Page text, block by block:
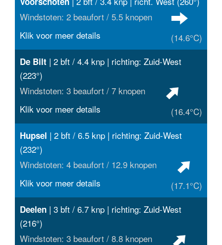
Windstoten: 2 beaufort / 5.5 knopen
(14.6°C)
Klik voor meer details
De Bilt | 2 bft / 4.4 knp | richting: Zuid-West
(223°)
Windstoten: 3 beaufort / 7 knopen
(16.4°C)
Klik voor meer details
Hupsel | 2 bft / 6.5 knp | richting: Zuid-West
(232°)
Windstoten: 4 beaufort / 12.9 knopen
(17.1°C)
Klik voor meer details
Deelen | 3 bft / 6.7 knp | richting: Zuid-West
(216°)
Windstoten: 3 beaufort / 8.8 knopen